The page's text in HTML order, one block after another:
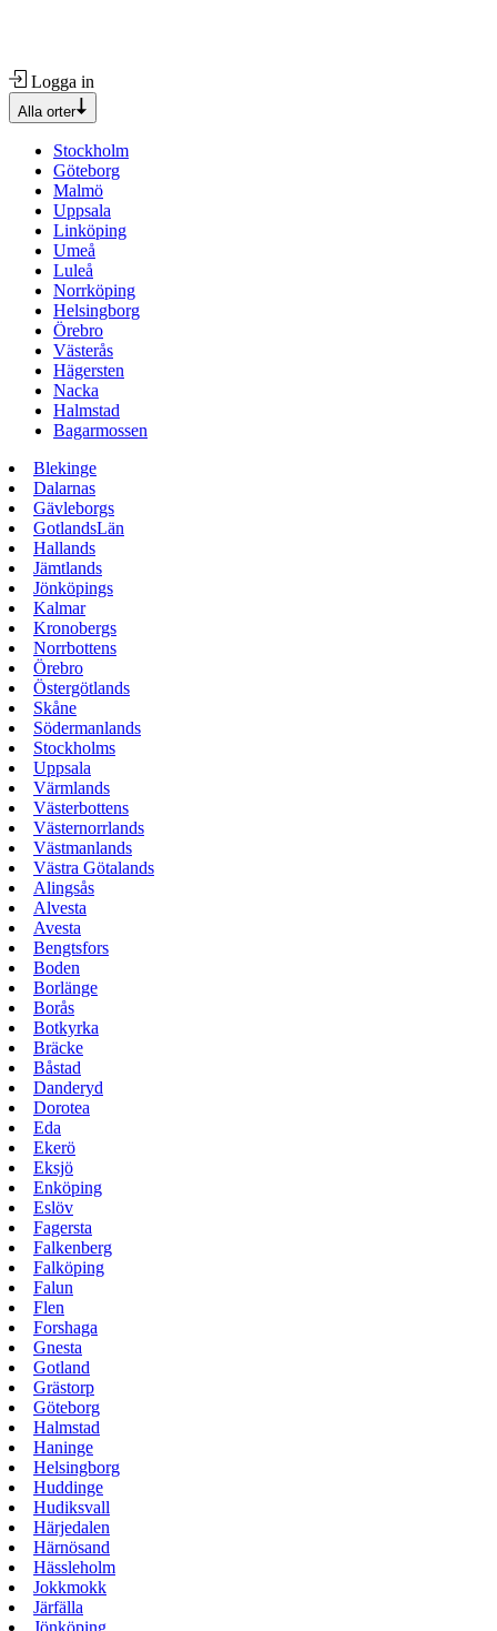
Logga in
Alla orter
Stockholm
Göteborg
Malmö
Uppsala
Linköping
Umeå
Luleå
Norrköping
Helsingborg
Örebro
Västerås
Hägersten
Nacka
Halmstad
Bagarmossen
Blekinge
Dalarnas
Gävleborgs
GotlandsLän
Hallands
Jämtlands
Jönköpings
Kalmar
Kronobergs
Norrbottens
Örebro
Östergötlands
Skåne
Södermanlands
Stockholms
Uppsala
Värmlands
Västerbottens
Västernorrlands
Västmanlands
Västra Götalands
Alingsås
Alvesta
Avesta
Bengtsfors
Boden
Borlänge
Borås
Botkyrka
Bräcke
Båstad
Danderyd
Dorotea
Eda
Ekerö
Eksjö
Enköping
Eslöv
Fagersta
Falkenberg
Falköping
Falun
Flen
Forshaga
Gnesta
Gotland
Grästorp
Göteborg
Halmstad
Haninge
Helsingborg
Huddinge
Hudiksvall
Härjedalen
Härnösand
Hässleholm
Jokkmokk
Järfälla
Jönköping